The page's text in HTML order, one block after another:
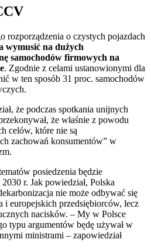
rozporządzenia o czystych pojazdach
wymusić na dużych
samochodów firmowych na
. Zgodnie z celami ustanowionymi dla
w ten sposób 31 proc. samochodów
że podczas spotkania unijnych
że właśnie z powodu
celów, które nie są
zachowań konsumentów” w
posiedzenia będzie
r. Jak powiedział, Polska
nie może odbywać się
i europejskich przedsiębiorców, lecz
nacisków. – My w Polsce
typu argumentów będę używał w
ministrami – zapowiedział